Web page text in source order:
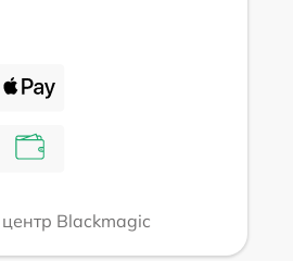
Blackmagic